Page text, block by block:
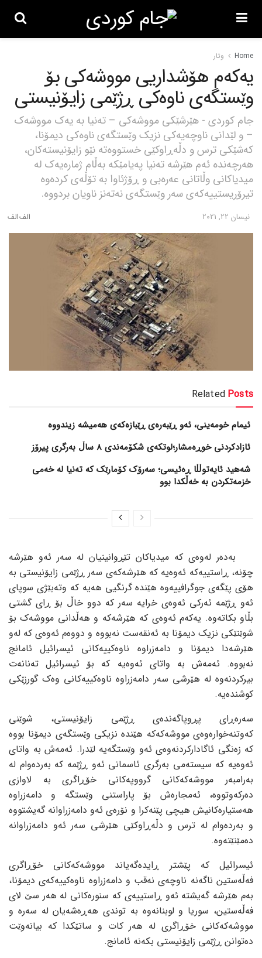
Home وتار
یەکەم هۆشداریی مووشەکی بۆ
وێستگەی ناوەکی ڕژێمی زایۆنیستی
جام کوردی - هێرشێکی مووشەکی – تەنیا بە یەک مووشەک
– و لێدانی ناوچەیەکی نزیک وێستگەی ناوەکی دیمۆنا،
کەشێکی ترس و دڵەڕاوکێی خستووەتە نێو زایۆنیستەکان،
هەرچەندە ئەم هێرشە تەنیا پەیامێکە بەڵام ژمارەیەک لە
میدیاکانی وڵاتانی عەرەبی و ڕۆژئاوا بە تۆڵەی کردەوە
تیرۆریستییەکەی سەر وێستگەی نەتەنز ناویان بردووە.
نیسان 22, 2021
Related Posts
ئیمام خومەینی، ئەو ڕێبەرەی ڕێبازەکەی هەمیشە زیندووە
ئازادکردنی خوڕەمشار؛لوتکەی شکۆمەندی 8 ساڵ بەرگری پیرۆز
شەهید ئایەتوڵڵا ڕەئیسی؛ سەرۆک کۆمارێک کە تەنیا لە خەمی
خزمەتکردن بە خەڵکدا بوو
بەدەر لەوەی کە میدیاکان تێڕوانینیان لە سەر ئەو هێرشە
چۆنە، ڕاستییەکە ئەوەیە کە هێرشەکەی سەر ڕژێمی زایۆنیستی بە
هۆی پێگەی جوگرافییەوە هێندە گرنگیی هەیە کە وتەبێژی سوپای
ئەو ڕژێمە ئەرکی ئەوەی خرایە سەر کە دوو خاڵ بۆ ڕای گشتی
بڵاو بکاتەوە. یەکەم ئەوەی کە هێرشەکە و هەڵدانی مووشەک بۆ
شوێنێکی نزیک دیمۆنا بە ئەنقەست نەبووە و دووەم ئەوەی کە لەو
هێرشەدا دیمۆنا و دامەزراوە ناوەکییەکانی ئیسرائیل ئامانج
نەبووە. ئەمەش بە واتای ئەوەیە کە بۆ ئیسرائیل تەنانەت
بیرکردنەوە لە هێرشی سەر دامەزراوە ناوەکییەکانی وەک گورزێکی
کوشندەیە.
سەرەڕای پڕوپاگەندەی ڕژێمی زایۆنیستی، شوێنی
کەوتنەخوارەوەی مووشەکەکە هێندە نزیکی وێستگەی دیمۆنا بووە
کە زەنگی ئاگادارکردنەوەی ئەو وێستگەیە لێدرا. ئەمەش بە واتای
ئەوەیە کە سیستەمی بەرگری ئاسمانی ئەو ڕژێمە کە بەردەوام لە
بەرامبەر مووشەکەکانی گرووپەکانی خۆڕاگری بە لاوازی
دەرکەوتووە، ئەمجارەش بۆ پاراستنی وێستگە و دامەزراوە
هەستیارەکانیش هیچی پێنەکرا و نۆرەی ئەو دامەزراوانە گەیشتووە
و بەردەوام لە ترس و دڵەڕاوکێی هێرشی سەر ئەو دامەزراوانە
دەمێنێتەوە.
ئیسرائیل کە پێشتر ڕایدەگەیاند مووشەکەکانی خۆڕاگری
فەڵەستین ناگەنە ناوچەی نەقب و دامەزراوە ناوەکییەکەی دیمۆنا،
بەم هێرشە گەیشتە ئەو ڕاستییەی کە سنورەکانی لە هەر سێ لای
فەڵەستین، سوریا و لوبنانەوە بە توندی هەڕەشەیان لە سەرە و
مووشەکەکانی خۆڕاگری لە هەر کات و ساتێکدا کە بیانەوێت
دەتوانن ڕژێمی زایۆنیستی بکەنە ئامانج.